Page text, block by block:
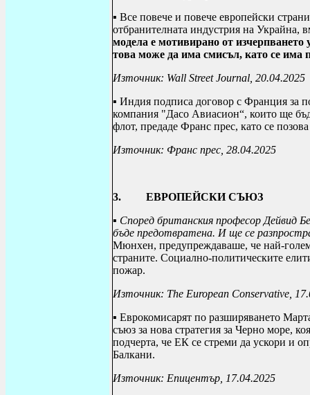
▪ Все повече и повече европейски
отбранителната индустрия на Украйна,
модела е мотивирано от
това може да има смисъл, като се има
Източник: Wall Street Journal , 20.04.2025
▪ Индия подписа договор с Франция за
компания "Дасо Авиасион“, които ще
флот, предаде Франс прес, като се
Източник: Франс прес, 28.04.2025
3.
ЕВРОПЕЙСКИ СЪЮЗ
▪ Според британския професор Дейвид
бъде предотвратена. И ще се
Мюнхен, предупреждаваше, че най-
страните. Социално-политическите
пожар.
Източник: The European Conservative ,
▪ Еврокомисарят по разширяването
съюз за нова стратегия за Черно море,
подчерта, че ЕК се стреми да ускори и
Балкани.
Източник: Епицентър, 17.04.2025